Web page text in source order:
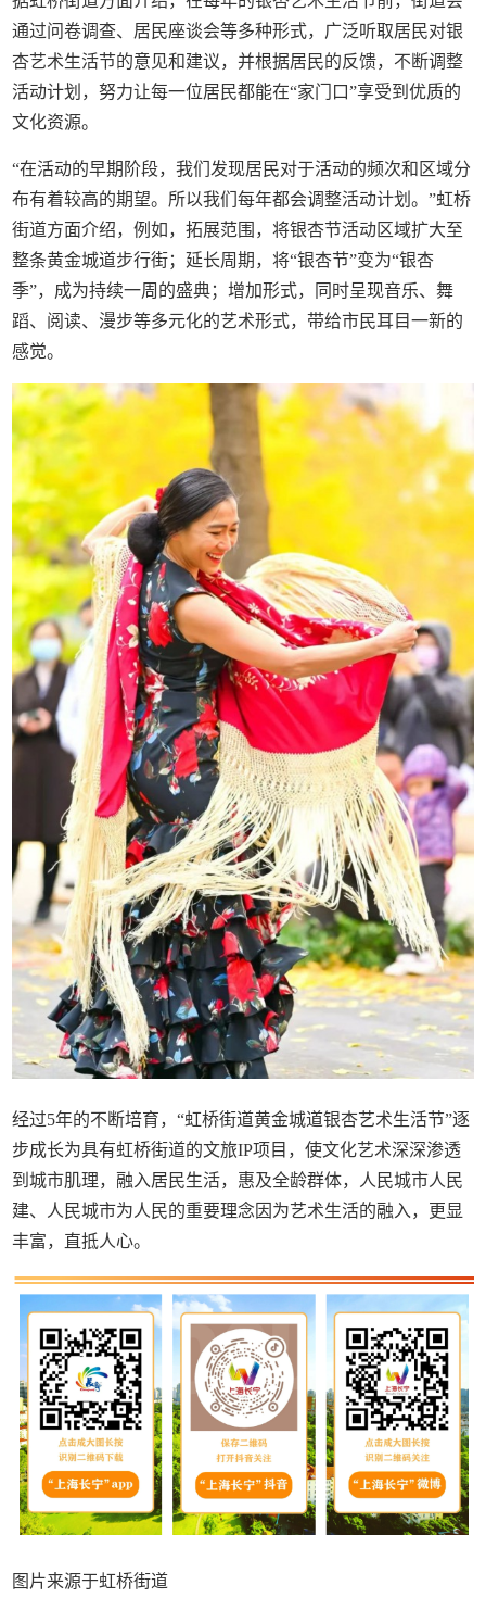
通过问卷调查、居民座谈会等多种形式，广泛听取居民对银
杏艺术生活节的意见和建议，并根据居民的反馈，不断调整
活动计划，努力让每一位居民都能在“家门口”享受到优质的
文化资源。
“在活动的早期阶段，我们发现居民对于活动的频次和区域分
布有着较高的期望。所以我们每年都会调整活动计划。”虹桥
街道方面介绍，例如，拓展范围，将银杏节活动区域扩大至
整条黄金城道步行街；延长周期，将“银杏节”变为“银杏
季”，成为持续一周的盛典；增加形式，同时呈现音乐、舞
蹈、阅读、漫步等多元化的艺术形式，带给市民耳目一新的
感觉。
经过5年的不断培育，“虹桥街道黄金城道银杏艺术生活节”逐
步成长为具有虹桥街道的文旅IP项目，使文化艺术深深渗透
到城市肌理，融入居民生活，惠及全龄群体，人民城市人民
建、人民城市为人民的重要理念因为艺术生活的融入，更显
丰富，直抵人心。
图片来源于虹桥街道